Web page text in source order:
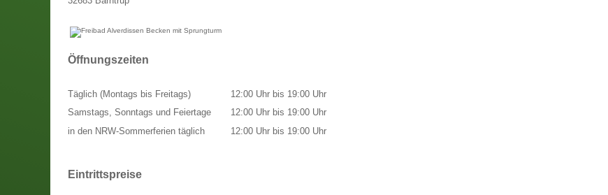
Öffnungszeiten
Täglich (Montags bis Freitags)
Samstags, Sonntags und Feiertage
in den NRW-Sommerferien täglich
12:00 Uhr bis 19:00 Uhr
12:00 Uhr bis 19:00 Uhr
12:00 Uhr bis 19:00 Uhr
Eintrittspreise